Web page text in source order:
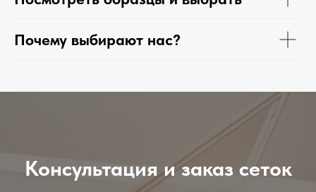
Почему выбирают нас?
Консультация и заказ сеток